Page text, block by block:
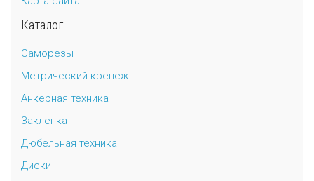
Каталог
Саморезы
Метрический крепеж
Анкерная техника
Заклепка
Дюбельная техника
Диски